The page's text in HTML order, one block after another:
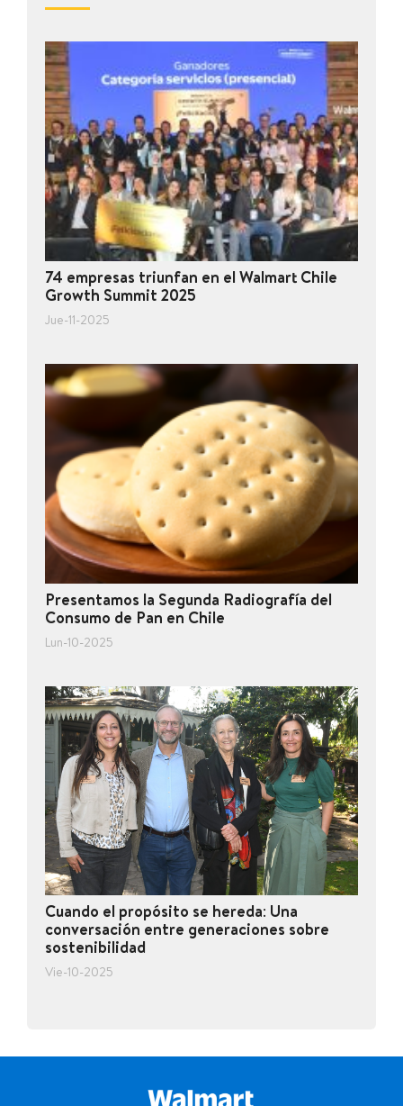
74 empresas triunfan en el Walmart Chile
Growth Summit 2025
Jue-11-2025
Presentamos la Segunda Radiografía del
Consumo de Pan en Chile
Lun-10-2025
Cuando el propósito se hereda: Una
conversación entre generaciones sobre
sostenibilidad
Vie-10-2025